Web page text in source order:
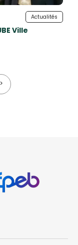
Actualités
Ville
>